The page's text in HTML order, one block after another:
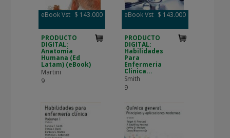
eBook Vst $ 143.000
PRODUCTO
DIGITAL:
Anatomia
Humana (Ed
Latam) (eBook)
Martini
9
eBook Vst $ 143.000
PRODUCTO
DIGITAL:
Habilidades
Para
Enfermeria
Clinica...
Smith
9